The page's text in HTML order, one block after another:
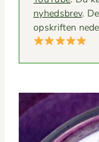
nyheds­brev.
opskriften